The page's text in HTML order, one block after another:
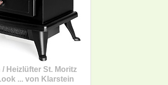
/ Heizlüfter St. Moritz
... von Klarstein